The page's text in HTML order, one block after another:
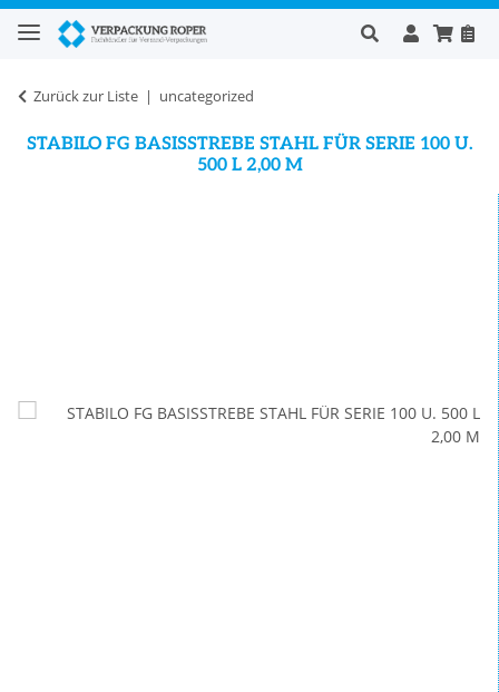
Zurück zur Liste uncategorized
STABILO FG BASISSTREBE STAHL FÜR SERIE 100 U.
500 L 2,00 M